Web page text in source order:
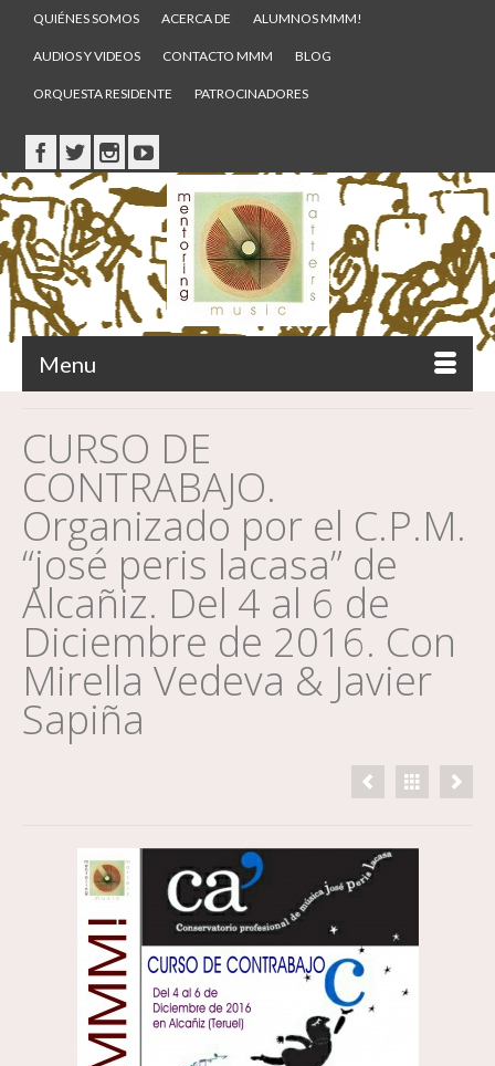
QUIÉNES SOMOS ACERCA DE ALUMNOS MMM!
AUDIOS Y VIDEOS CONTACTO MMM BLOG
ORQUESTA RESIDENTE PATROCINADORES
Menu
CURSO DE
CONTRABAJO.
Organizado por el C.P.M.
“josé peris lacasa” de
Alcañiz. Del 4 al 6 de
Diciembre de 2016. Con
Mirella Vedeva & Javier
Sapiña